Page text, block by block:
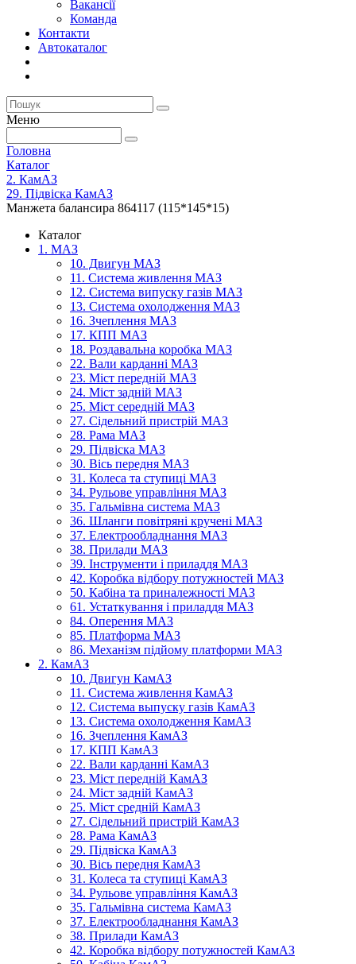
Вакансії
Команда
Контакти
Автокаталог
Меню
Головна
Каталог
2. КамАЗ
29. Підвіска КамАЗ
Манжета балансира 864117 (115*145*15)
Каталог
1. МАЗ
10. Двигун МАЗ
11. Система живлення МАЗ
12. Система випуску газів МАЗ
13. Система охолодження МАЗ
16. Зчеплення МАЗ
17. КПП МАЗ
18. Роздавальна коробка МАЗ
22. Вали карданні МАЗ
23. Міст передній МАЗ
24. Міст задній МАЗ
25. Міст середній МАЗ
27. Сідельний пристрій МАЗ
28. Рама МАЗ
29. Підвіска МАЗ
30. Вісь передня МАЗ
31. Колеса та ступиці МАЗ
34. Рульове управління МАЗ
35. Гальмівна система МАЗ
36. Шланги повітряні кручені МАЗ
37. Електрообладнання МАЗ
38. Прилади МАЗ
39. Інструменти і приладдя МАЗ
42. Коробка відбору потужностей МАЗ
50. Кабіна та приналежності МАЗ
61. Устаткування і приладдя МАЗ
84. Оперення МАЗ
85. Платформа МАЗ
86. Механізм підйому платформи МАЗ
2. КамАЗ
10. Двигун КамАЗ
11. Система живлення КамАЗ
12. Система выпуску газів КамАЗ
13. Система охолодження КамАЗ
16. Зчеплення КамАЗ
17. КПП КамАЗ
22. Вали карданні КамАЗ
23. Міст передній КамАЗ
24. Міст задній КамАЗ
25. Міст средній КамАЗ
27. Сідельний пристрій КамАЗ
28. Рама КамАЗ
29. Підвіска КамАЗ
30. Вісь передня КамАЗ
31. Колеса та ступиці КамАЗ
34. Рульове управління КамАЗ
35. Гальмівна система КамАЗ
37. Електрообладнання КамАЗ
38. Прилади КамАЗ
42. Коробка відбору потужностей КамАЗ